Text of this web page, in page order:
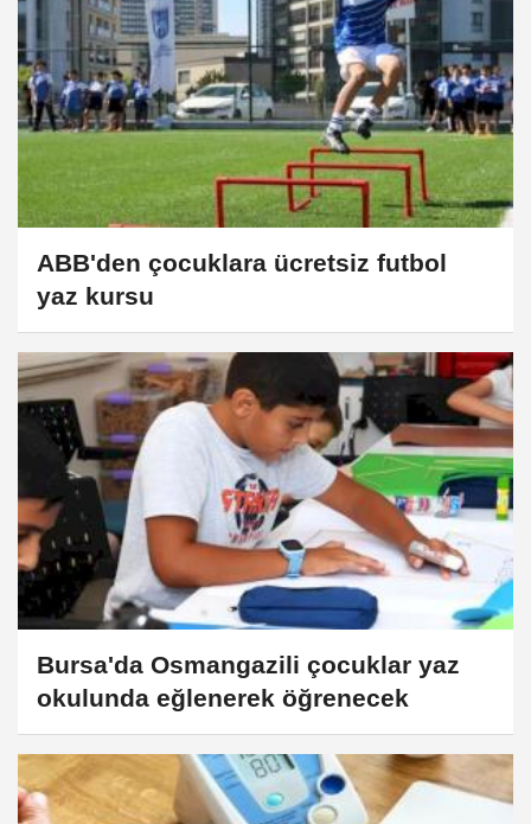
ABB'den çocuklara ücretsiz futbol
yaz kursu
Bursa'da Osmangazili çocuklar yaz
okulunda eğlenerek öğrenecek